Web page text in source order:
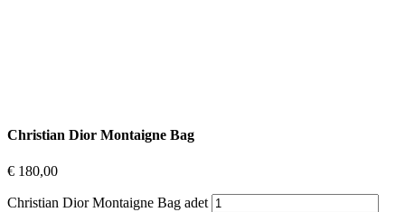
Christian Dior Montaigne Bag
€ 180,00
Christian Dior Montaigne Bag adet